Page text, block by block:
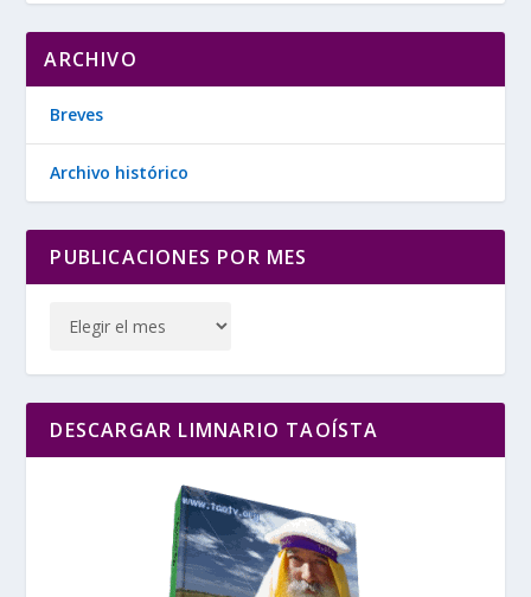
ARCHIVO
Breves
Archivo histórico
PUBLICACIONES POR MES
DESCARGAR LIMNARIO TAOÍSTA